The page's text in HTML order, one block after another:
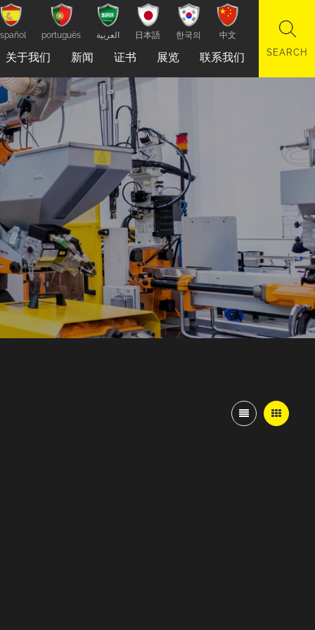
português العربية 日本語 한국의 中文
关于我们 新闻 证书 展览 联系我们